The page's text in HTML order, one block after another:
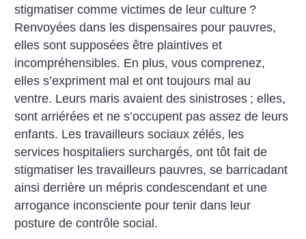
stigmatiser comme victimes de leur culture ?
Renvoyées dans les dispensaires pour pauvres,
elles sont supposées être plaintives et
incompréhensibles. En plus, vous comprenez,
elles s’expriment mal et ont toujours mal au
ventre. Leurs maris avaient des sinistroses ; elles,
sont arriérées et ne s’occupent pas assez de leurs
enfants. Les travailleurs sociaux zélés, les
services hospitaliers surchargés, ont tôt fait de
stigmatiser les travailleurs pauvres, se barricadant
ainsi derrière un mépris condescendant et une
arrogance inconsciente pour tenir dans leur
posture de contrôle social.